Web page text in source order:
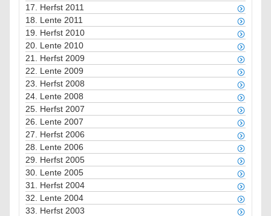
17. Herfst 2011
18. Lente 2011
19. Herfst 2010
20. Lente 2010
21. Herfst 2009
22. Lente 2009
23. Herfst 2008
24. Lente 2008
25. Herfst 2007
26. Lente 2007
27. Herfst 2006
28. Lente 2006
29. Herfst 2005
30. Lente 2005
31. Herfst 2004
32. Lente 2004
33. Herfst 2003